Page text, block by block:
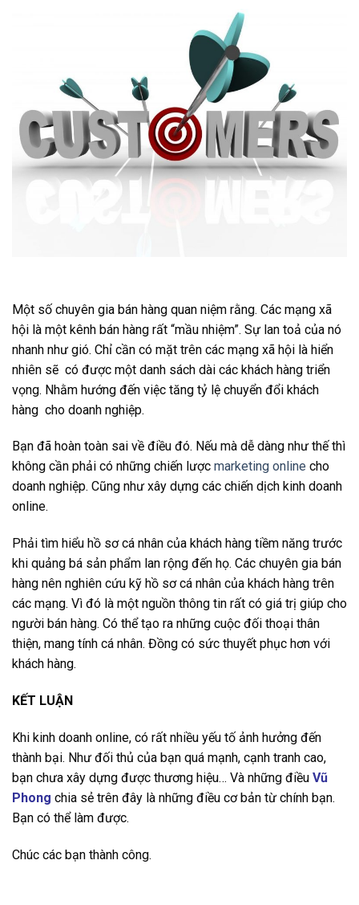
Một số chuyên gia bán hàng quan niệm rằng. Các mạng xã
hội là một kênh bán hàng rất “mầu nhiệm”. Sự lan toả của nó
nhanh như gió. Chỉ cần có mặt trên các mạng xã hội là hiển
nhiên sẽ có được một danh sách dài các khách hàng triển
vọng. Nhằm hướng đến việc tăng tỷ lệ chuyển đổi khách
hàng cho doanh nghiệp.
Bạn đã hoàn toàn sai về điều đó. Nếu mà dễ dàng như thế thì
không cần phải có những chiến lược marketing online cho
doanh nghiệp. Cũng như xây dựng các chiến dịch kinh doanh
online.
Phải tìm hiểu hồ sơ cá nhân của khách hàng tiềm năng trước
khi quảng bá sản phẩm lan rộng đến họ. Các chuyên gia bán
hàng nên nghiên cứu kỹ hồ sơ cá nhân của khách hàng trên
các mạng. Vì đó là một nguồn thông tin rất có giá trị giúp cho
người bán hàng. Có thể tạo ra những cuộc đối thoại thân
thiện, mang tính cá nhân. Đồng có sức thuyết phục hơn với
khách hàng.
KẾT LUẬN
Khi kinh doanh online, có rất nhiều yếu tố ảnh hưởng đến
thành bại. Như đối thủ của bạn quá mạnh, cạnh tranh cao,
bạn chưa xây dựng được thương hiệu… Và những điều Vũ
Phong chia sẻ trên đây là những điều cơ bản từ chính bạn.
Bạn có thể làm được.
Chúc các bạn thành công.